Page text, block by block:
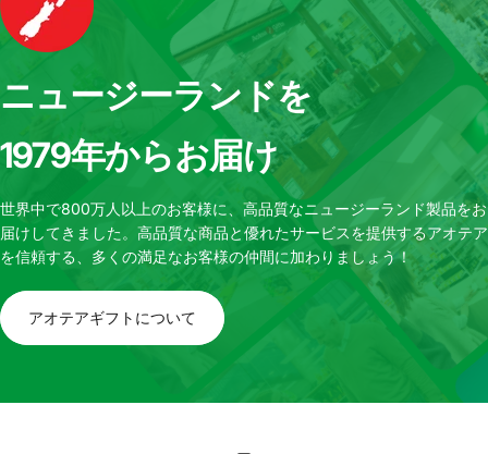
ニュージーランドを
1979年からお届け
世界中で800万人以上のお客様に、高品質なニュージーランド製品をお
届けしてきました。高品質な商品と優れたサービスを提供するアオテア
を信頼する、多くの満足なお客様の仲間に加わりましょう！
アオテアギフトについて